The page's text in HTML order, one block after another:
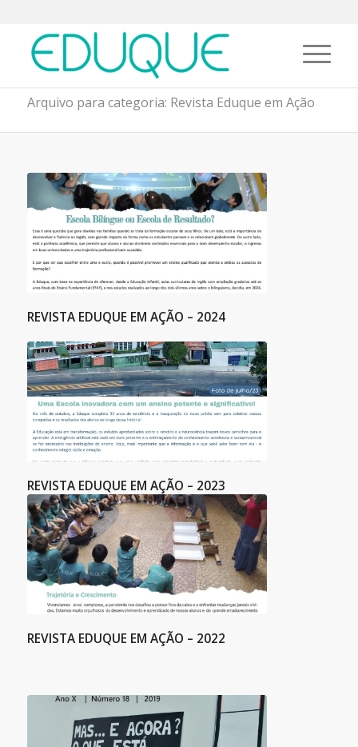
Arquivo para categoria: Revista Eduque em Ação
REVISTA EDUQUE EM AÇÃO – 2024
REVISTA EDUQUE EM AÇÃO – 2023
REVISTA EDUQUE EM AÇÃO – 2022